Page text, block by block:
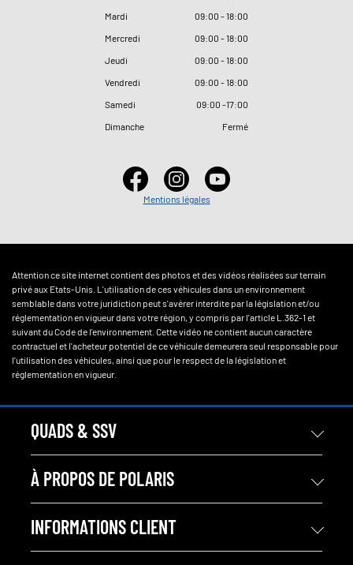
Mardi
09:00 - 18:00
Mercredi
09:00 - 18:00
Jeudi
09:00 - 18:00
Vendredi
09:00 - 18:00
Samedi
09:00 -17:00
Dimanche
Fermé
Mentions légales
Attention ce site internet contient des photos et des vidéos réalisées sur terrain
privé aux Etats-Unis. L'utilisation de ces véhicules dans un environnement
semblable dans votre juridiction peut s'avérer interdite par la législation et/ou
réglementation en vigueur dans votre région, y compris par l'article L.362-1 et
suivant du Code de l'environnement. Cette vidéo ne contient aucun caractère
contractuel et l'acheteur potentiel de ce véhicule demeurera seul responsable pour
l'utilisation des véhicules, ainsi que pour le respect de la législation et
réglementation en vigueur.
QUADS & SSV
À PROPOS DE POLARIS
INFORMATIONS CLIENT